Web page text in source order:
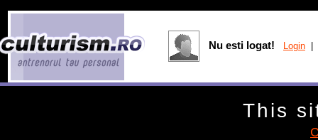
Nu esti logat! Login
This